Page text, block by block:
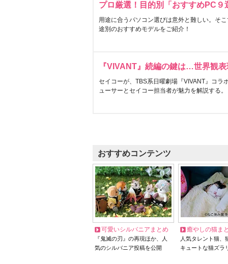
プロ厳選！目的別「おすすめPC９
用途に合うパソコン選びは意外と難しい。そ
途別のおすすめモデルをご紹介！
『VIVANT』続編の鍵は…世界観
セイコーが、TBS系日曜劇場『VIVANT』コラ
ューサーとセイコー担当者が魅力を解説する。
おすすめコンテンツ
可愛いシルバニアまとめ
『鬼滅の刃』の再現ほか、人
気のシルバニア投稿を公開
癒やしの猫ま
人気タレント猫
キュートな猫ズラ